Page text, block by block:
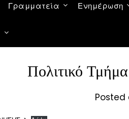
Γραμματεία Ενημέρωση
Πολιτικό
Posted